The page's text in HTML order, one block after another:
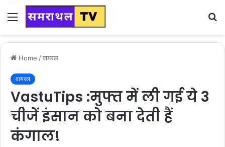
Menu
Home /वायरल
वायरल
VastuTips :मुफ्त में ली गई ये 3
चीजें इंसान को बना देती हैं
कंगाल!